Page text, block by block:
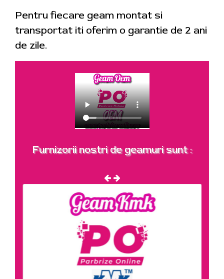
Pentru fiecare geam montat si
transportat iti oferim o garantie de 2 ani
de zile.
Furnizorii nostri de geamuri sunt :